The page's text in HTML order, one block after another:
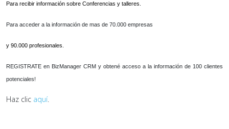
Para recibir información sobre Conferencias y talleres.
Para acceder a la información de mas de 70.000 empresas
y 90.000 profesionales.
REGISTRATE en BizManager CRM y obtené acceso a la información de 100 clientes
potenciales!
Haz clic aquí.